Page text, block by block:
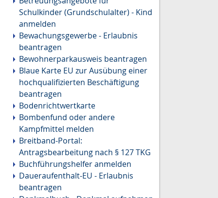
Schulkinder (Grundschulalter) - Kind
anmelden
Bewachungsgewerbe - Erlaubnis
beantragen
Bewohnerparkausweis beantragen
Blaue Karte EU zur Ausübung einer
hochqualifizierten Beschäftigung
beantragen
Bodenrichtwertkarte
Bombenfund oder andere
Kampfmittel melden
Breitband-Portal:
Antragsbearbeitung nach § 127 TKG
Buchführungshelfer anmelden
Daueraufenthalt-EU - Erlaubnis
beantragen